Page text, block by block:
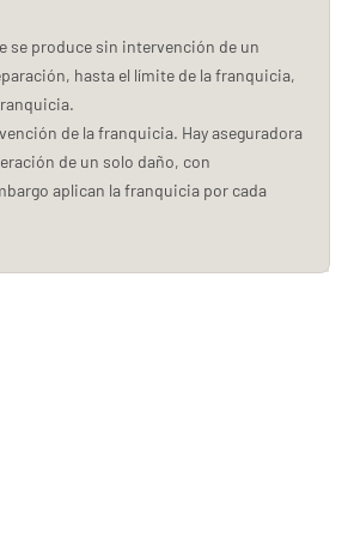
se produce sin intervención de un
hasta el límite de la franquicia,
de la franquicia. Hay aseguradora
de un solo daño, con
aplican la franquicia por cada